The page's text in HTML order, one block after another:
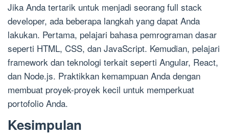
Jika Anda tertarik untuk menjadi seorang full stack
developer, ada beberapa langkah yang dapat Anda
lakukan. Pertama, pelajari bahasa pemrograman dasar
seperti HTML, CSS, dan JavaScript. Kemudian, pelajari
framework dan teknologi terkait seperti Angular, React,
dan Node.js. Praktikkan kemampuan Anda dengan
membuat proyek-proyek kecil untuk memperkuat
portofolio Anda.
Kesimpulan